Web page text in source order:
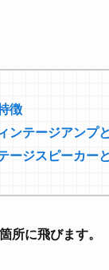
徴
ンテージアンプ
ージスピーカー
所に飛びます。